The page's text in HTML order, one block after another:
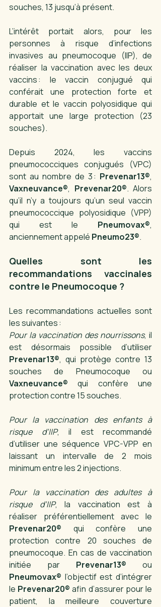
souches, 13 jusqu’à présent.
L’intérêt portait alors, pour les
personnes à risque d’infections
invasives au pneumocoque (IIP), de
réaliser la vaccination avec les deux
vaccins : le vaccin conjugué qui
conférait une protection forte et
durable et le vaccin polyosidique qui
apportait une large protection (23
souches).
Depuis 2024, les vaccins
pneumococciques conjugués (VPC)
sont au nombre de 3 : Prevenar13®
Vaxneuvance®, Prevenar20®. Alors
qu’il n’y a toujours qu’un seul vaccin
pneumococcique polyosidique (VPP)
qui est le Pneumovax®,
anciennement appelé Pneumo23®.
Quelles sont les
recommandations vaccinales
contre le Pneumocoque ?
Les recommandations actuelles sont
les suivantes :
Pour la vaccination des nourrissons, il
Prevenar13®, qui protège contre 13
Vaxneuvance® qui confère une
protection contre 15 souches.
Pour la vaccination des enfants à
risque d’IIP, il est recommandé
d’utiliser une séquence VPC-VPP en
laissant un intervalle de 2 mois
minimum entre les 2 injections.
Pour la vaccination des adultes à
risque d’IIP, la vaccination est à
Prevenar20® qui confère une
protection contre 20 souches de
pneumocoque. En cas de vaccination
initiée par Prevenar13®
Pneumovax® l’objectif est d’intégrer
le Prevenar20® afin d’assurer pour le
patient, la meilleure couverture